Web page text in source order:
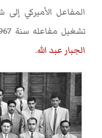
المفاعل الأميركي إلى
تشغيل مفاعله سنة 1967، قبل عامين من وفاة
الجبار عبد الله.